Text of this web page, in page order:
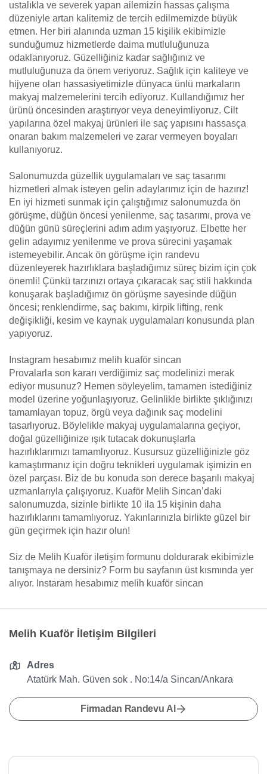
ustalıkla ve severek yapan ailemizin hassas çalışma
düzeniyle artan kalitemiz de tercih edilmemizde büyük
etmen. Her biri alanında uzman 15 kişilik ekibimizle
sunduğumuz hizmetlerde daima mutluluğunuza
odaklanıyoruz. Güzelliğiniz kadar sağlığınız ve
mutluluğunuza da önem veriyoruz. Sağlık için kaliteye ve
hijyene olan hassasiyetimizle dünyaca ünlü markaların
makyaj malzemelerini tercih ediyoruz. Kullandığımız her
ürünü öncesinden araştırıyor veya deneyimliyoruz. Cilt
yapılarına özel makyaj ürünleri ile saç yapısını hassasça
onaran bakım malzemeleri ve zarar vermeyen boyaları
kullanıyoruz.
Salonumuzda güzellik uygulamaları ve saç tasarımı
hizmetleri almak isteyen gelin adaylarımız için de hazırız!
En iyi hizmeti sunmak için çalıştığımız salonumuzda ön
görüşme, düğün öncesi yenilenme, saç tasarımı, prova ve
düğün günü süreçlerini adım adım yaşıyoruz. Elbette her
gelin adayımız yenilenme ve prova sürecini yaşamak
istemeyebilir. Ancak ön görüşme için randevu
düzenleyerek hazırlıklara başladığımız süreç bizim için çok
önemli! Çünkü tarzınızı ortaya çıkaracak saç stili hakkında
konuşarak başladığımız ön görüşme sayesinde düğün
öncesi; renklendirme, saç bakımı, kirpik lifting, renk
değişikliği, kesim ve kaynak uygulamaları konusunda plan
yapıyoruz.
Instagram hesabımız melih kuaför sincan
Provalarla son kararı verdiğimiz saç modelinizi merak
ediyor musunuz? Hemen söyleyelim, tamamen istediğiniz
model üzerine yoğunlaşıyoruz. Gelinlikle birlikte şıklığınızı
tamamlayan topuz, örgü veya dağınık saç modelini
tasarlıyoruz. Böylelikle makyaj uygulamalarına geçiyor,
doğal güzelliğinize ışık tutacak dokunuşlarla
hazırlıklarımızı tamamlıyoruz. Kusursuz güzelliğinizle göz
kamaştırmanız için doğru teknikleri uygulamak işimizin en
özel parçası. Biz de bu konuda son derece başarılı makyaj
uzmanlarıyla çalışıyoruz. Kuaför Melih Sincan’daki
salonumuzda, sizinle birlikte 10 ila 15 kişinin daha
hazırlıklarını tamamlıyoruz. Yakınlarınızla birlikte güzel bir
gün geçirmek için hazır olun!
Siz de Melih Kuaför iletişim formunu doldurarak ekibimizle
tanışmaya ne dersiniz? Form bu sayfanın üst kısmında yer
alıyor. Instaram hesabımız melih kuaför sincan
Melih Kuaför İletişim Bilgileri
Adres
Atatürk Mah. Güven sok . No:14/a Sincan/Ankara
Firmadan Randevu Al